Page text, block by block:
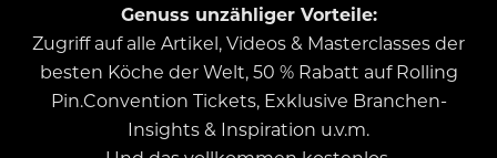
Genuss unzähliger Vorteile:
Zugriff auf alle Artikel, Videos & Masterclasses der
besten Köche der Welt, 50 % Rabatt auf Rolling
Pin.Convention Tickets, Exklusive Branchen-
Insights & Inspiration u.v.m.